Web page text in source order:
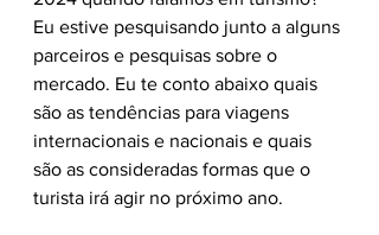
Eu estive pesquisando junto a alguns
parceiros e pesquisas sobre o
mercado. Eu te conto abaixo quais
são as tendências para viagens
internacionais e nacionais e quais
são as consideradas formas que o
turista irá agir no próximo ano.